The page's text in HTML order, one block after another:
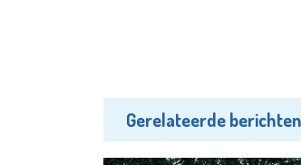
Gerelateerde berichten